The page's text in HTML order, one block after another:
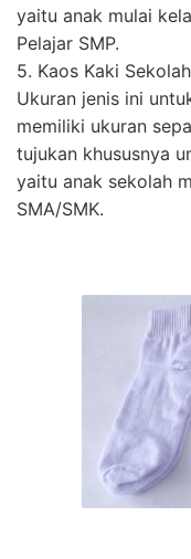
yaitu anak mulai
Pelajar SMP.
5. Kaos Kaki
Ukuran jenis ini
memiliki ukuran
tujukan khususnya
yaitu anak sekolah
SMA/SMK.